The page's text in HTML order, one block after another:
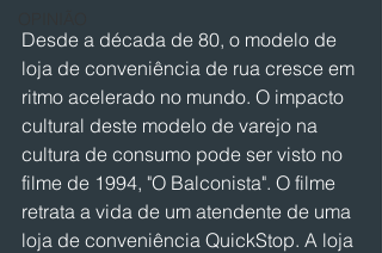
Desde a década de 80, o modelo de
loja de conveniência de rua cresce em
ritmo acelerado no mundo. O impacto
cultural deste modelo de varejo na
cultura de consumo pode ser visto no
filme de 1994, "O Balconista". O filme
retrata a vida de um atendente de uma
loja de conveniência QuickStop. A loja